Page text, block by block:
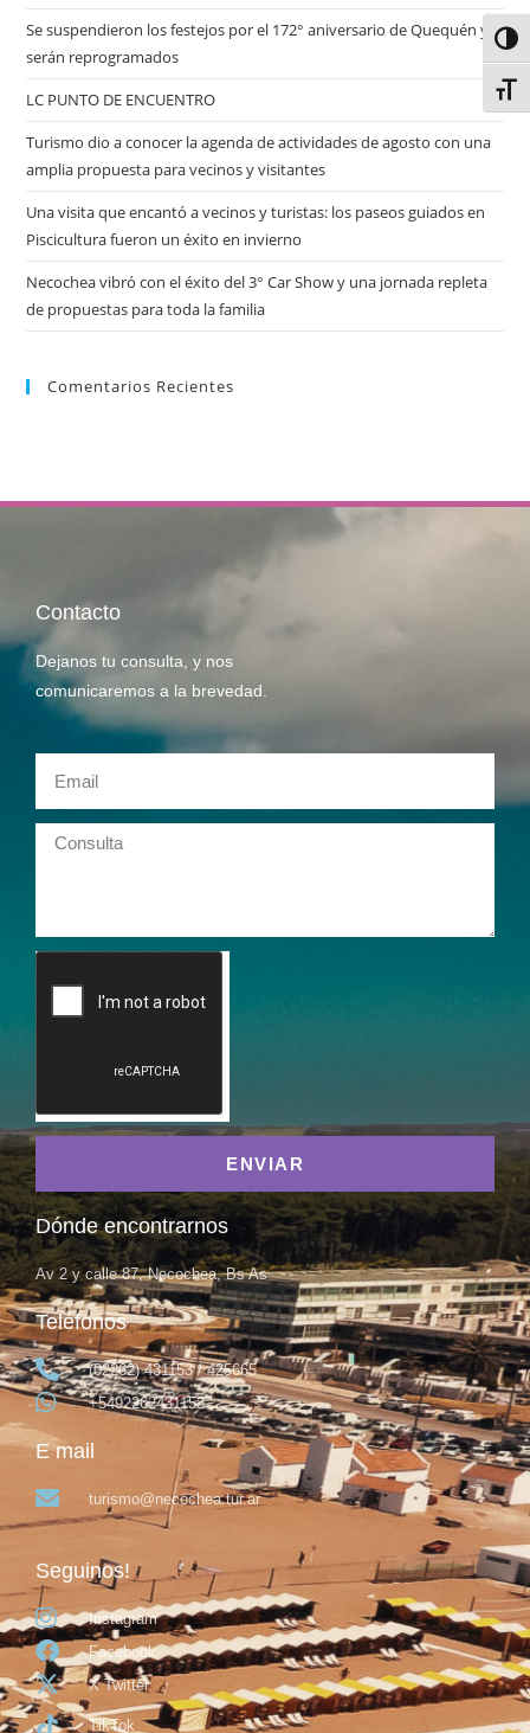
Se suspendieron los festejos por el 172° aniversario de Quequén y
serán reprogramados
LC PUNTO DE ENCUENTRO
Turismo dio a conocer la agenda de actividades de agosto con una
amplia propuesta para vecinos y visitantes
Una visita que encantó a vecinos y turistas: los paseos guiados en
Piscicultura fueron un éxito en invierno
Necochea vibró con el éxito del 3° Car Show y una jornada repleta
de propuestas para toda la familia
Comentarios Recientes
Contacto
Dejanos tu consulta, y nos
comunicaremos a la brevedad.
ENVIAR
Dónde encontrarnos
Av 2 y calle 87, Necochea, Bs As
Teléfonos
(02262) 431153 / 425665
+5492262431153
E mail
turismo@necochea.tur.ar
Seguinos!
Instagram
Facebook
X Twitter
TikTok